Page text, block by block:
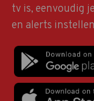
tv is, eenvoudig
en alerts